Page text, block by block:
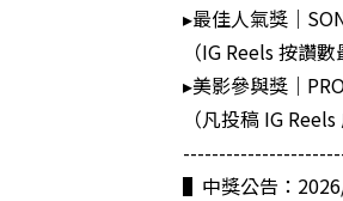
▸最佳人氣獎｜
（IG Reels 按讚
▸美影參與獎｜
（凡投稿 IG
▌中獎公告：